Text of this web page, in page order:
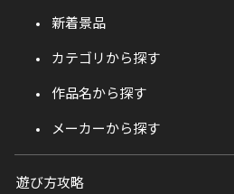
新着景品
カテゴリから探す
作品名から探す
メーカーから探す
遊び方攻略